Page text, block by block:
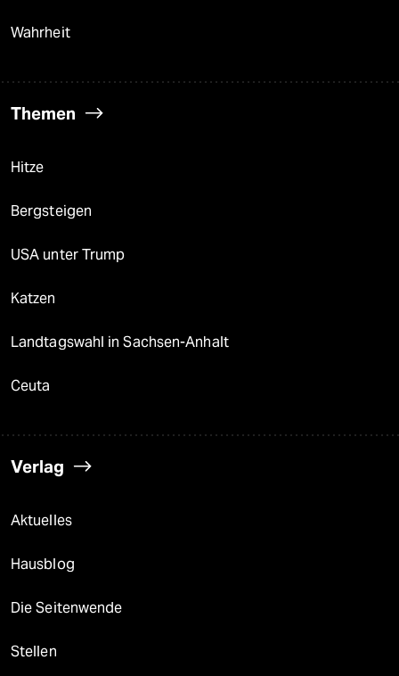
Wahrheit
Themen
Hitze
Bergsteigen
USA unter Trump
Katzen
Landtagswahl in Sachsen-Anhalt
Ceuta
Verlag
Aktuelles
Hausblog
Die Seitenwende
Stellen